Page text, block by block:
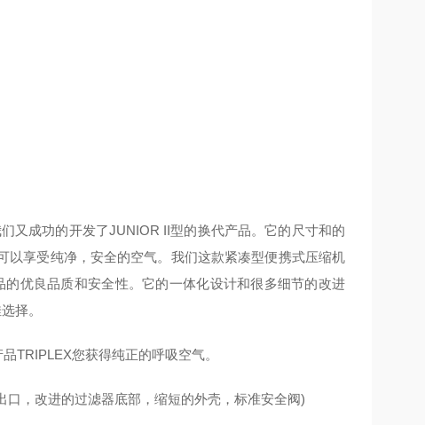
成功的开发了JUNIOR II型的换代产品。它的尺寸和的
享受纯净，安全的空气。我们这款紧凑型便携式压缩机
优良品质和安全性。它的一体化设计和很多细节的改进
择。
您获得纯正的呼吸空气。
，改进的过滤器底部，缩短的外壳，标准安全阀)